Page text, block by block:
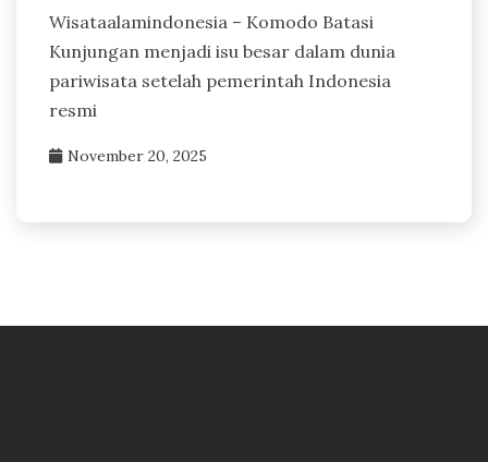
Wisataalamindonesia – Komodo Batasi
Kunjungan menjadi isu besar dalam dunia
pariwisata setelah pemerintah Indonesia
resmi
November 20, 2025